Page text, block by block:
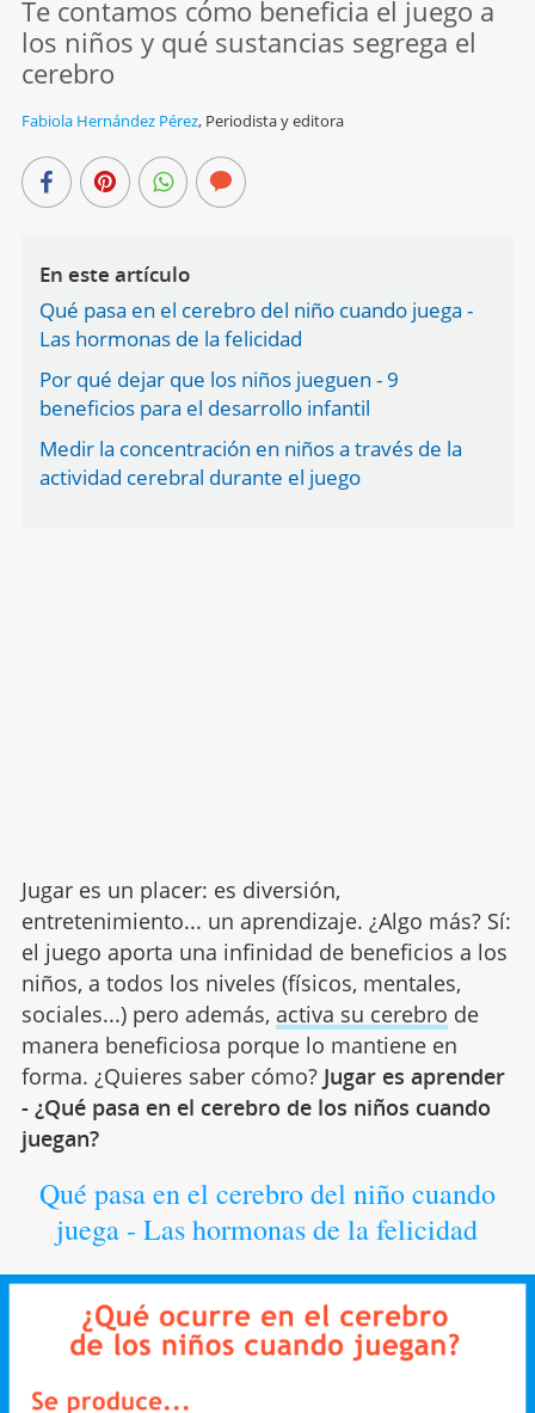
Te contamos cómo beneficia el juego a
los niños y qué sustancias segrega el
cerebro
Fabiola Hernández Pérez, Periodista y editora
En este artículo
Qué pasa en el cerebro del niño cuando juega -
Las hormonas de la felicidad
Por qué dejar que los niños jueguen - 9
beneficios para el desarrollo infantil
Medir la concentración en niños a través de la
actividad cerebral durante el juego
Jugar es un placer: es diversión,
entretenimiento... un aprendizaje. ¿Algo más? Sí:
el juego aporta una infinidad de beneficios a los
niños, a todos los niveles (físicos, mentales,
sociales...) pero además, activa su cerebro de
manera beneficiosa porque lo mantiene en
forma. ¿Quieres saber cómo? Jugar es aprender
- ¿Qué pasa en el cerebro de los niños cuando
juegan?
Qué pasa en el cerebro del niño cuando
juega - Las hormonas de la felicidad